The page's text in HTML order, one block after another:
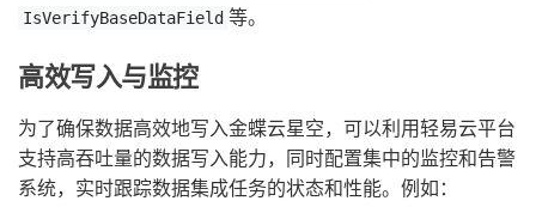
IsVerifyBaseDataField 等。
高效写入与监控
为了确保数据高效地写入金蝶云星空，可以利用轻易云平台
支持高吞吐量的数据写入能力，同时配置集中的监控和告警
系统，实时跟踪数据集成任务的状态和性能。例如：